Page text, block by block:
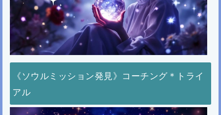
《ソウルミッション発見》コーチング＊トライ
アル